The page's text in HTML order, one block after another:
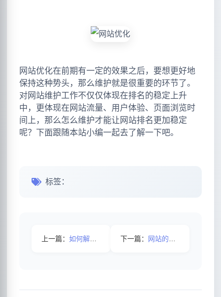
网站优化在前期有一定的效果之后，要想更好地
保持这种势头，那么维护就是很重要的环节了。
对网站维护工作不仅仅体现在排名的稳定上升
中，更体现在网站流量、用户体验、页面浏览时
间上，那么怎么维护才能让网站排名更加稳定
呢？下面跟随本站小编一起去了解一下吧。
标签：
上一篇： 如何解决网站收录少的问题？ 下一篇： 网站的用户体验度怎样提高？